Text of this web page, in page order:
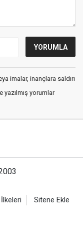
imalar, inançlara saldırı
yazılmış yorumlar
Sitene Ekle